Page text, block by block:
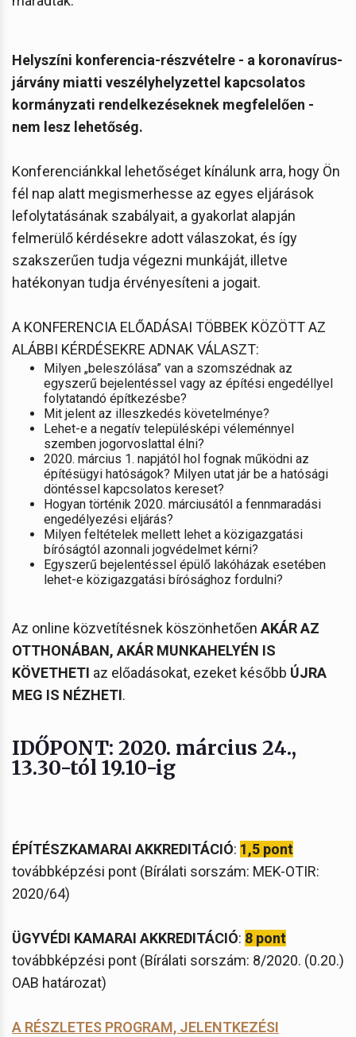
Helyszíni konferencia-részvételre - a koronavírus-
járvány miatti veszélyhelyzettel kapcsolatos
kormányzati rendelkezéseknek megfelelően -
nem lesz lehetőség.
Konferenciánkkal lehetőséget kínálunk arra, hogy Ön
fél nap alatt megismerhesse az egyes eljárások
lefolytatásának szabályait, a gyakorlat alapján
felmerülő kérdésekre adott válaszokat, és így
szakszerűen tudja végezni munkáját, illetve
hatékonyan tudja érvényesíteni a jogait.
A KONFERENCIA ELŐADÁSAI TÖBBEK KÖZÖTT AZ
ALÁBBI KÉRDÉSEKRE ADNAK VÁLASZT:
Milyen „beleszólása” van a szomszédnak az
egyszerű bejelentéssel vagy az építési engedéllyel
folytatandó építkezésbe?
Mit jelent az illeszkedés követelménye?
Lehet-e a negatív településképi véleménnyel
szemben jogorvoslattal élni?
2020. március 1. napjától hol fognak működni az
építésügyi hatóságok? Milyen utat jár be a hatósági
döntéssel kapcsolatos kereset?
Hogyan történik 2020. márciusától a fennmaradási
engedélyezési eljárás?
Milyen feltételek mellett lehet a közigazgatási
bíróságtól azonnali jogvédelmet kérni?
Egyszerű bejelentéssel épülő lakóházak esetében
lehet-e közigazgatási bírósághoz fordulni?
Az online közvetítésnek köszönhetően AKÁR AZ
OTTHONÁBAN, AKÁR MUNKAHELYÉN IS
KÖVETHETI az előadásokat, ezeket később ÚJRA
MEG IS NÉZHETI.
IDŐPONT: 2020. március 24.,
13.30-tól 19.10-ig
ÉPÍTÉSZKAMARAI AKKREDITÁCIÓ: 1,5 pont
továbbképzési pont (Bírálati sorszám: MEK-OTIR:
2020/64)
ÜGYVÉDI KAMARAI AKKREDITÁCIÓ: 8 pont
továbbképzési pont (Bírálati sorszám: 8/2020. (0.20.)
OAB határozat)
A RÉSZLETES PROGRAM, JELENTKEZÉSI